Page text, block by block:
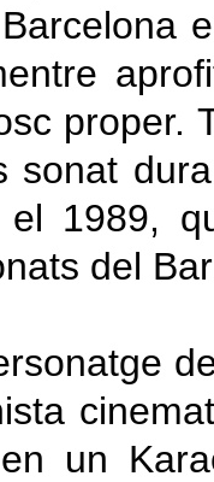
proper.
sonat
1989,
del
un